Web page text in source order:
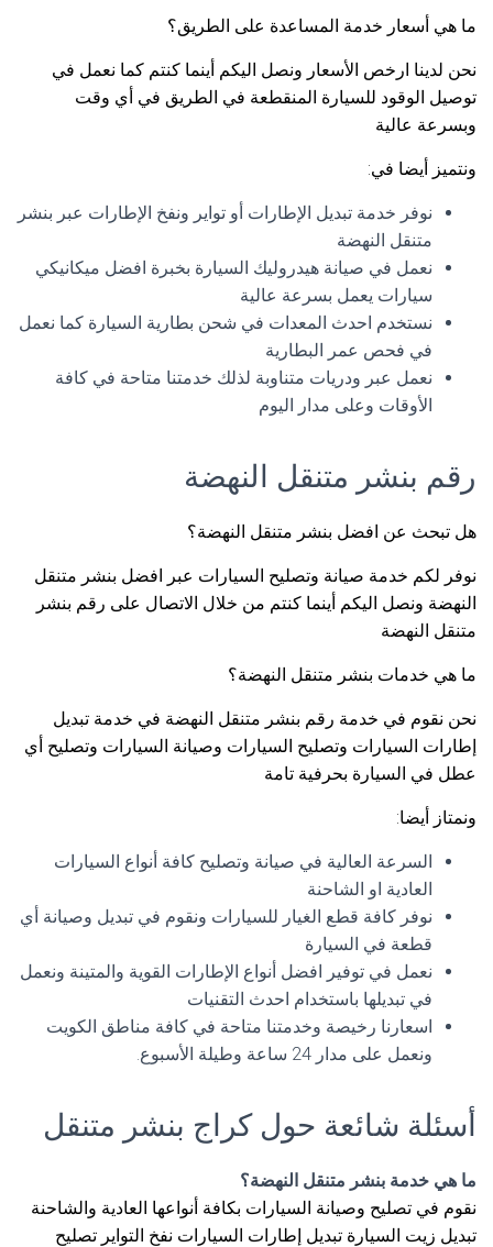
ما هي أسعار خدمة المساعدة على الطريق؟
نحن لدينا ارخص الأسعار ونصل اليكم أينما كنتم كما نعمل في
توصيل الوقود للسيارة المنقطعة في الطريق في أي وقت
وبسرعة عالية
ونتميز أيضا في:
نوفر خدمة تبديل الإطارات أو تواير ونفخ الإطارات عبر بنشر
متنقل النهضة
نعمل في صيانة هيدروليك السيارة بخبرة افضل ميكانيكي
سيارات يعمل بسرعة عالية
نستخدم احدث المعدات في شحن بطارية السيارة كما نعمل
في فحص عمر البطارية
نعمل عبر ودريات متناوبة لذلك خدمتنا متاحة في كافة
الأوقات وعلى مدار اليوم
رقم بنشر متنقل النهضة
هل تبحث عن افضل بنشر متنقل النهضة؟
نوفر لكم خدمة صيانة وتصليح السيارات عبر افضل بنشر متنقل
النهضة ونصل اليكم أينما كنتم من خلال الاتصال على رقم بنشر
متنقل النهضة
ما هي خدمات بنشر متنقل النهضة؟
نحن نقوم في خدمة رقم بنشر متنقل النهضة في خدمة تبديل
إطارات السيارات وتصليح السيارات وصيانة السيارات وتصليح أي
عطل في السيارة بحرفية تامة
ونمتاز أيضا:
السرعة العالية في صيانة وتصليح كافة أنواع السيارات
العادية او الشاحنة
نوفر كافة قطع الغيار للسيارات ونقوم في تبديل وصيانة أي
قطعة في السيارة
نعمل في توفير افضل أنواع الإطارات القوية والمتينة ونعمل
في تبديلها باستخدام احدث التقنيات
اسعارنا رخيصة وخدمتنا متاحة في كافة مناطق الكويت
ونعمل على مدار 24 ساعة وطيلة الأسبوع.
أسئلة شائعة حول كراج بنشر متنقل
ما هي خدمة بنشر متنقل النهضة؟
نقوم في تصليح وصيانة السيارات بكافة أنواعها العادية والشاحنة
تبديل زيت السيارة تبديل إطارات السيارات نفخ التواير تصليح